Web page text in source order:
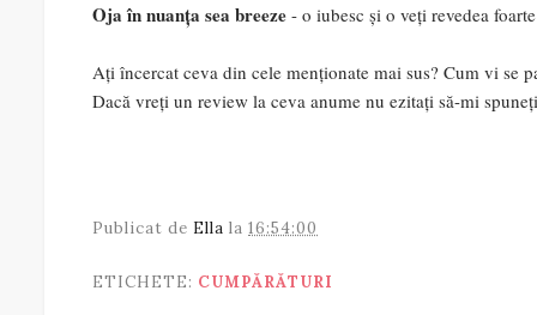
Oja în nuanța sea breeze - o iubesc și o veți revedea
Ați încercat ceva din cele menționate mai sus? Cum vi se
Dacă vreți un review la ceva anume nu ezitați să-mi
Publicat de Ella la 16:54:00
ETICHETE: CUMPĂRĂTURI